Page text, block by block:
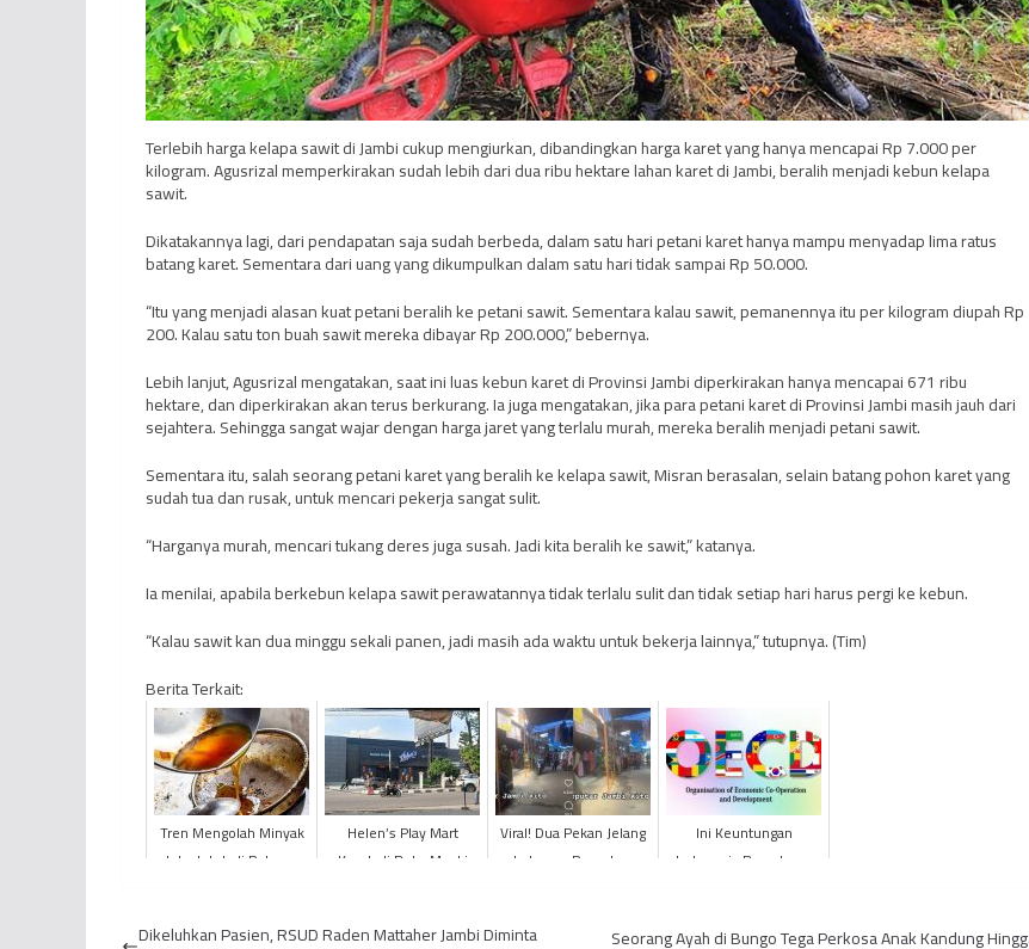
Terlebih harga kelapa sawit di Jambi cukup mengiurkan, dibandingkan harga karet yang hanya mencapai Rp 7.000 per
kilogram. Agusrizal memperkirakan sudah lebih dari dua ribu hektare lahan karet di Jambi, beralih menjadi kebun kelapa
sawit.
Dikatakannya lagi, dari pendapatan saja sudah berbeda, dalam satu hari petani karet hanya mampu menyadap lima ratus
batang karet. Sementara dari uang yang dikumpulkan dalam satu hari tidak sampai Rp 50.000.
“Itu yang menjadi alasan kuat petani beralih ke petani sawit. Sementara kalau sawit, pemanennya itu per kilogram diupah Rp
200. Kalau satu ton buah sawit mereka dibayar Rp 200.000,” bebernya.
Lebih lanjut, Agusrizal mengatakan, saat ini luas kebun karet di Provinsi Jambi diperkirakan hanya mencapai 671 ribu
hektare, dan diperkirakan akan terus berkurang. Ia juga mengatakan, jika para petani karet di Provinsi Jambi masih jauh dari
sejahtera. Sehingga sangat wajar dengan harga jaret yang terlalu murah, mereka beralih menjadi petani sawit.
Sementara itu, salah seorang petani karet yang beralih ke kelapa sawit, Misran berasalan, selain batang pohon karet yang
sudah tua dan rusak, untuk mencari pekerja sangat sulit.
“Harganya murah, mencari tukang deres juga susah. Jadi kita beralih ke sawit,” katanya.
Ia menilai, apabila berkebun kelapa sawit perawatannya tidak terlalu sulit dan tidak setiap hari harus pergi ke kebun.
“Kalau sawit kan dua minggu sekali panen, jadi masih ada waktu untuk bekerja lainnya,” tutupnya. (Tim)
Berita Terkait:
Tren Mengolah Minyak
Jelantah Jadi Peluang
Helen’s Play Mart
Kembali Buka Meski
Viral! Dua Pekan Jelang
Lebaran, Pasar Los
Ini Keuntungan
Indonesia Bergabung
Dikeluhkan Pasien, RSUD Raden Mattaher Jambi Diminta Seorang Ayah di Bungo Tega Perkosa Anak Kandung